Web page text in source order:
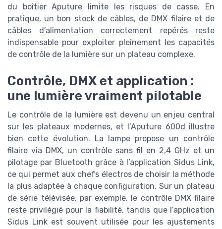
du boîtier Aputure limite les risques de casse. En
pratique, un bon stock de câbles, de DMX filaire et de
câbles d’alimentation correctement repérés reste
indispensable pour exploiter pleinement les capacités
de contrôle de la lumière sur un plateau complexe.
Contrôle, DMX et application :
une lumière vraiment pilotable
Le contrôle de la lumière est devenu un enjeu central
sur les plateaux modernes, et l’Aputure 600d illustre
bien cette évolution. La lampe propose un contrôle
filaire via DMX, un contrôle sans fil en 2,4 GHz et un
pilotage par Bluetooth grâce à l’application Sidus Link,
ce qui permet aux chefs électros de choisir la méthode
la plus adaptée à chaque configuration. Sur un plateau
de série télévisée, par exemple, le contrôle DMX filaire
reste privilégié pour la fiabilité, tandis que l’application
Sidus Link est souvent utilisée pour les ajustements